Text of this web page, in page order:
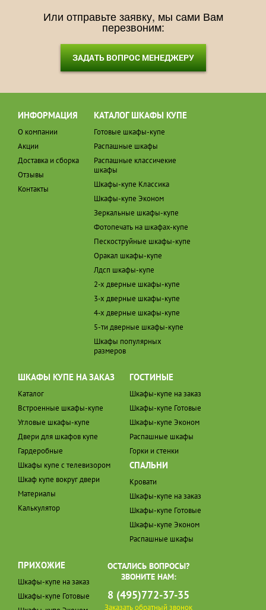
Или отправьте заявку, мы сами Вам
перезвоним:
ЗАДАТЬ ВОПРОС МЕНЕДЖЕРУ
ИНФОРМАЦИЯ
О компании
Акции
Доставка и сборка
Отзывы
Контакты
КАТАЛОГ ШКАФЫ КУПЕ
Готовые шкафы-купе
Распашные шкафы
Распашные классичекие
шкафы
Шкафы-купе Классика
Шкафы-купе Эконом
Зеркальные шкафы-купе
Фотопечать на шкафах-купе
Пескоструйные шкафы-купе
Оракал шкафы-купе
Лдсп шкафы-купе
2-х дверные шкафы-купе
3-х дверные шкафы-купе
4-х дверные шкафы-купе
5-ти дверные шкафы-купе
Шкафы популярных
размеров
ШКАФЫ КУПЕ НА ЗАКАЗ
Каталог
Встроенные шкафы-купе
Угловые шкафы-купе
Двери для шкафов купе
Гардеробные
Шкафы купе с телевизором
Шкаф купе вокруг двери
Материалы
Калькулятор
ГОСТИНЫЕ
Шкафы-купе на заказ
Шкафы-купе Готовые
Шкафы-купе Эконом
Распашные шкафы
Горки и стенки
СПАЛЬНИ
Кровати
Шкафы-купе на заказ
Шкафы-купе Готовые
Шкафы-купе Эконом
Распашные шкафы
ПРИХОЖИЕ
Шкафы-купе на заказ
Шкафы-купе Готовые
ОСТАЛИСЬ ВОПРОСЫ?
ЗВОНИТЕ НАМ:
8 (495)772-37-35
Заказать обратный звонок